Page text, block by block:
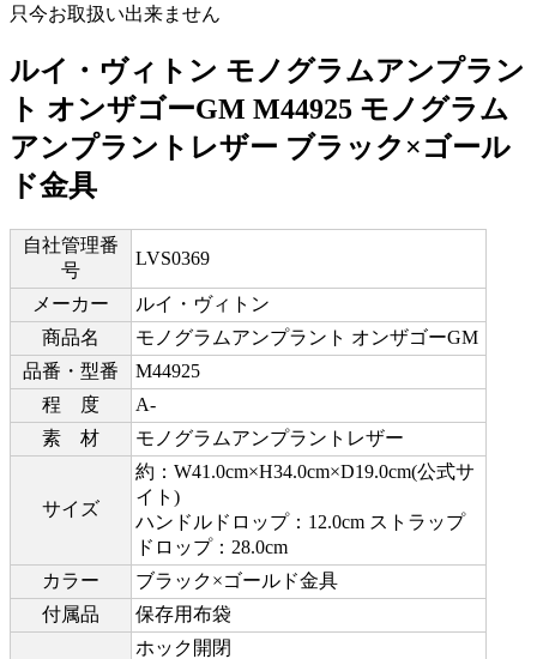
只今お取扱い出来ません
ルイ・ヴィトン モノグラムアンプラン
ト オンザゴーGM M44925 モノグラム
アンプラントレザー ブラック×ゴール
ド金具
自社管理番
号
LVS0369
メーカー
ルイ・ヴィトン
商品名
モノグラムアンプラント オンザゴーGM
品番・型番
M44925
程 度
A-
素 材
モノグラムアンプラントレザー
サイズ
約：W41.0cm×H34.0cm×D19.0cm(公式サ
イト)
ハンドルドロップ：12.0cm ストラップ
ドロップ：28.0cm
カラー
ブラック×ゴールド金具
付属品
保存用布袋
ホック開閉